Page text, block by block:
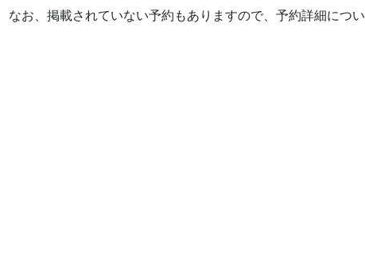
なお、掲載されていない予約もありますので、予約詳細につ